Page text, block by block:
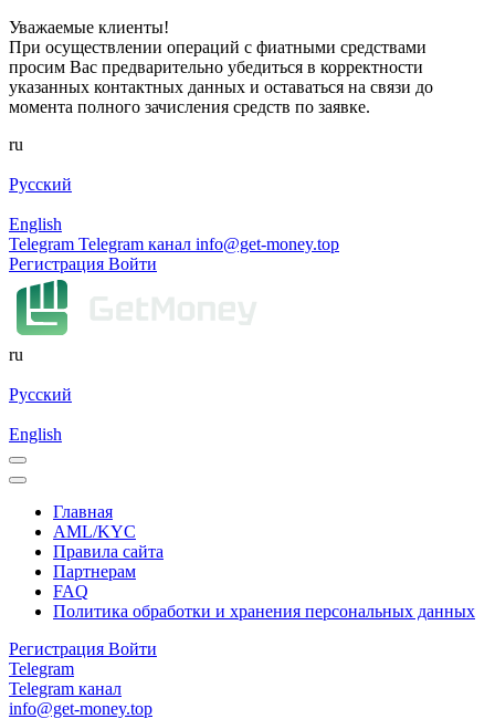
Уважаемые клиенты!
При осуществлении операций с фиатными средствами
просим Вас предварительно убедиться в корректности
указанных контактных данных и оставаться на связи до
момента полного зачисления средств по заявке.
ru
Русский
English
Telegram Telegram канал info@get-money.top
Регистрация Войти
ru
Русский
English
Главная
AML/KYC
Правила сайта
Партнерам
FAQ
Политика обработки и хранения персональных данных
Регистрация Войти
Telegram
Telegram канал
info@get-money.top